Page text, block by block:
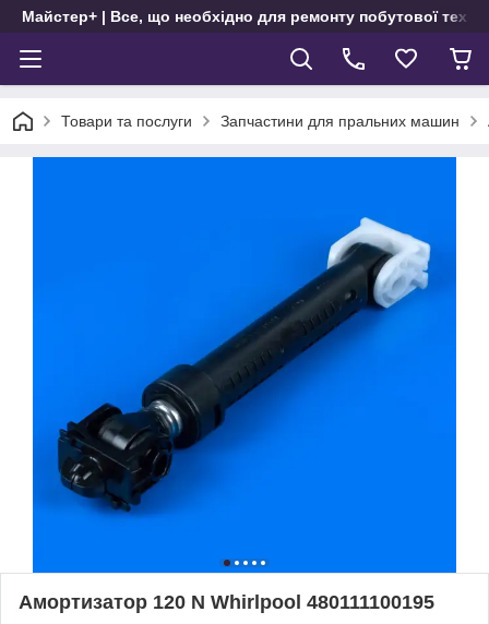
Майстер+ | Все, що необхідно для ремонту побутової
Товари та послуги Запчастини для пральних машин
Амортизатор 120 N Whirlpool 480111100195